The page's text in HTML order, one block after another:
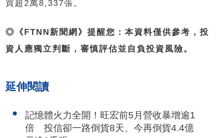
買超2萬8,337張。
◎《FTNN新聞網》提醒您：本資料僅供參考，投
資人應獨立判斷，審慎評估並自負投資風險。
延伸閱讀
記憶體火力全開！旺宏前5月營收暴增逾1
倍 投信卻一路倒貨8天、今再倒貨4.4億